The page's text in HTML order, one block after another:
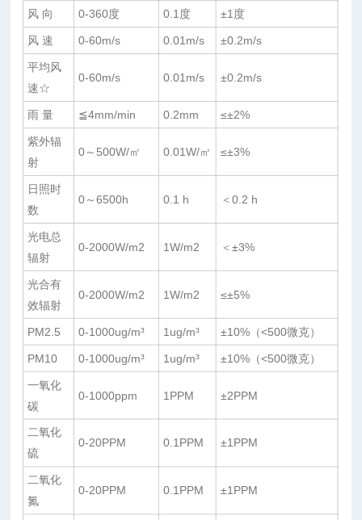
风 向 0-360度 0.1度 ±1度
风 速 0-60m/s 0.01m/s ±0.2m/s
平均风
速☆
0-60m/s 0.01m/s ±0.2m/s
雨 量 ≦4mm/min 0.2mm ≤±2%
紫外辐
射
0～500W/㎡ 0.01W/㎡ ≤±3%
日照时
数
0～6500h 0.1 h ＜0.2 h
光电总
辐射
0-2000W/m2 1W/m2 ＜±3%
光合有
效辐射
0-2000W/m2 1W/m2 ≤±5%
PM2.5 0-1000ug/m³ 1ug/m³ ±10%（<500微克）
PM10 0-1000ug/m³ 1ug/m³ ±10%（<500微克）
一氧化
碳
0-1000ppm 1PPM ±2PPM
二氧化
硫
0-20PPM 0.1PPM ±1PPM
二氧化
氮
0-20PPM 0.1PPM ±1PPM